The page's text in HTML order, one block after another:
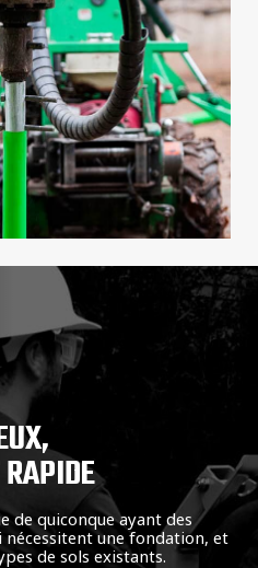
de quiconque ayant des
une fondation, et
de sols existants.